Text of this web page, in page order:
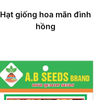
Hạt giống hoa mãn đình
hồng